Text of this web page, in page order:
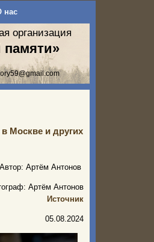
нас
организация
памяти»
Москве и других
Автор: Артём Антонов
Артём Антонов
Источник
05.08.2024